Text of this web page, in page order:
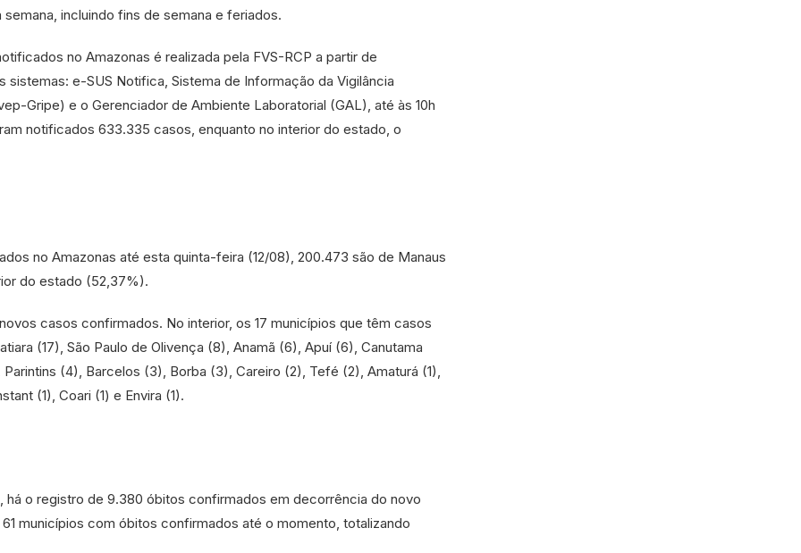
incluindo fins de semana e feriados.
no Amazonas é realizada pela FVS-RCP a partir de
e-SUS Notifica, Sistema de Informação da Vigilância
Gripe) e o Gerenciador de Ambiente Laboratorial (GAL), até às 10h
notificados 633.335 casos, enquanto no interior do estado, o
no Amazonas até esta quinta-feira (12/08), 200.473 são de Manaus
do estado (52,37%).
casos confirmados. No interior, os 17 municípios que têm casos
(17), São Paulo de Olivença (8), Anamã (6), Apuí (6), Canutama
(4), Barcelos (3), Borba (3), Careiro (2), Tefé (2), Amaturá (1),
(1), Coari (1) e Envira (1).
há o registro de 9.380 óbitos confirmados em decorrência do novo
municípios com óbitos confirmados até o momento, totalizando